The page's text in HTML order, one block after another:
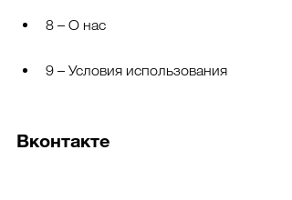
8 – О нас
9 – Условия использования
Вконтакте